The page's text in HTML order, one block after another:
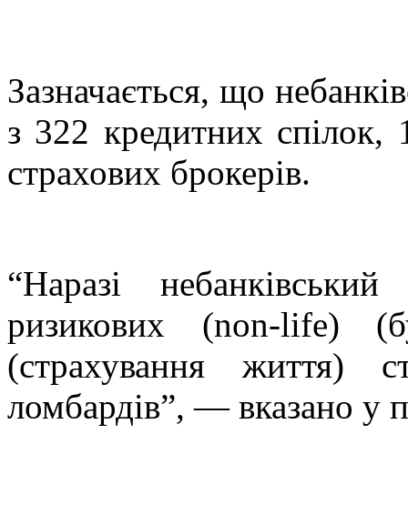
Зазначається, що
з 322 кредитних спілок,
страхових брокерів.
“Наразі
ризикових (non-life)
(страхування життя)
ломбардів”, — вказано у